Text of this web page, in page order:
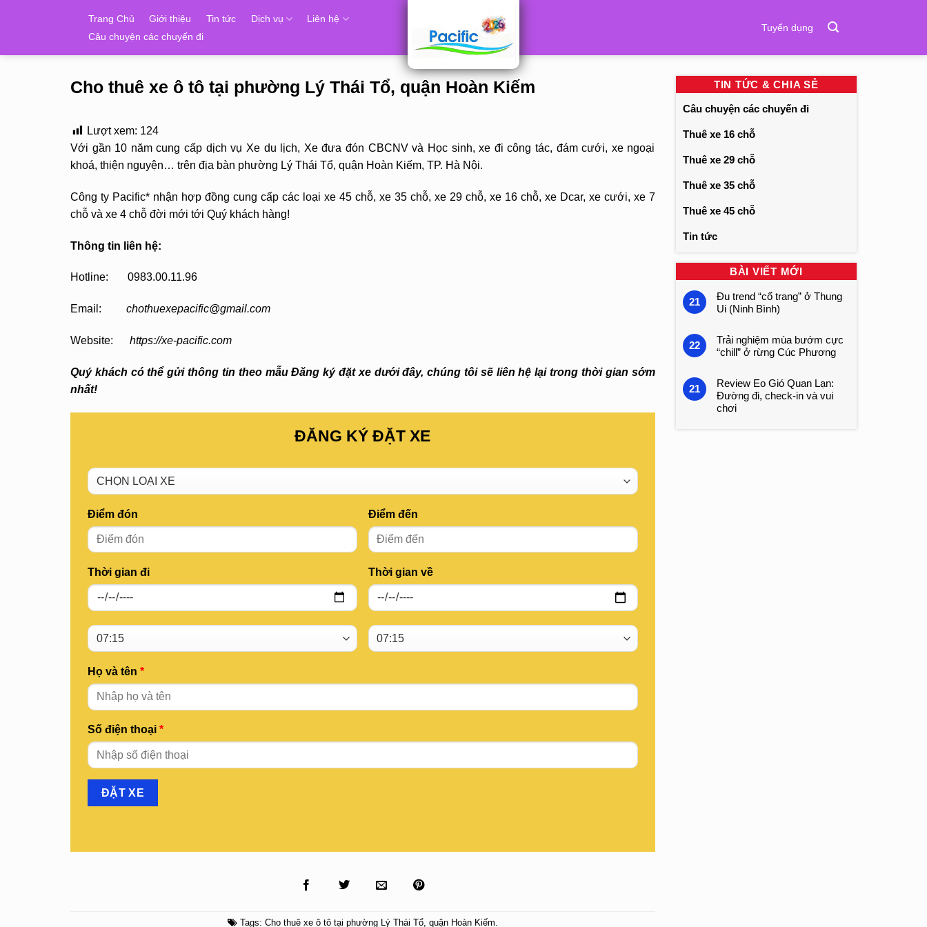
Trang Chủ Giới thiệu Tin tức Dịch vụ
Liên hệ
Câu chuyện các chuyến đi
Tuyển dụng
Cho thuê xe ô tô tại phường Lý Thái Tổ, quận Hoàn Kiếm
Lượt xem: 124
Với gần 10 năm cung cấp dịch vụ Xe du lịch, Xe đưa đón CBCNV và Học sinh, xe đi công tác, đám cưới, xe ngoại
khoá, thiện nguyện… trên địa bàn phường Lý Thái Tổ, quận Hoàn Kiếm, TP. Hà Nội.
Công ty Pacific* nhận hợp đồng cung cấp các loại xe 45 chỗ, xe 35 chỗ, xe 29 chỗ, xe 16 chỗ, xe Dcar, xe cưới, xe 7
chỗ và xe 4 chỗ đời mới tới Quý khách hàng!
Thông tin liên hệ:
Hotline: 0983.00.11.96
Email: chothuexepacific@gmail.com
Website: https://xe-pacific.com
Quý khách có thể gửi thông tin theo mẫu Đăng ký đặt xe dưới đây, chúng tôi sẽ liên hệ lại trong thời gian sớm
nhất!
ĐĂNG KÝ ĐẶT XE
Điểm đón
Thời gian đi
Điểm đến
Thời gian về
Họ và tên *
Số điện thoại *
Tags: Cho thuê xe ô tô tại phường Lý Thái Tổ, quận Hoàn Kiếm.
TIN TỨC & CHIA SẺ
Câu chuyện các chuyến đi
Thuê xe 16 chỗ
Thuê xe 29 chỗ
Thuê xe 35 chỗ
Thuê xe 45 chỗ
Tin tức
BÀI VIẾT MỚI
21
Đu trend “cổ trang” ở Thung
Ui (Ninh Bình)
22
Trải nghiệm mùa bướm cực
“chill” ở rừng Cúc Phương
21
Review Eo Gió Quan Lạn:
Đường đi, check-in và vui
chơi